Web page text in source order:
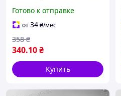
Готово к отправке
от34₴/мес
340.10₴
358 ₴
Купить